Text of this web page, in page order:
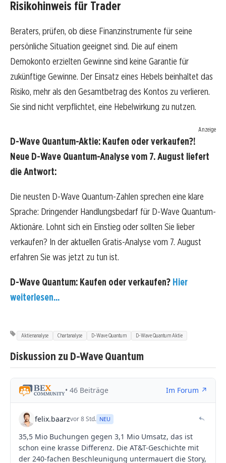
Risikohinweis für Trader
Beraters, prüfen, ob diese Finanzinstrumente für seine
persönliche Situation geeignet sind. Die auf einem
Demokonto erzielten Gewinne sind keine Garantie für
zukünftige Gewinne. Der Einsatz eines Hebels beinhaltet das
Risiko, mehr als den Gesamtbetrag des Kontos zu verlieren.
Sie sind nicht verpflichtet, eine Hebelwirkung zu nutzen.
Anzeige
D-Wave Quantum-Aktie: Kaufen oder verkaufen?!
Neue D-Wave Quantum-Analyse vom 7. August liefert
die Antwort:
Die neusten D-Wave Quantum-Zahlen sprechen eine klare
Sprache: Dringender Handlungsbedarf für D-Wave Quantum-
Aktionäre. Lohnt sich ein Einstieg oder sollten Sie lieber
verkaufen? In der aktuellen Gratis-Analyse vom 7. August
erfahren Sie was jetzt zu tun ist.
D-Wave Quantum: Kaufen oder verkaufen? Hier
weiterlesen...
Aktienanalyse Chartanalyse D-Wave Quantum D-Wave Quantum Aktie
Diskussion zu D-Wave Quantum